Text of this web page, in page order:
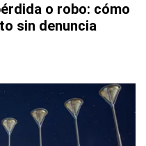
o robo: cómo
sin denuncia